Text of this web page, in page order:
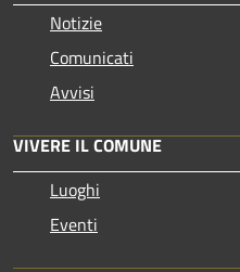
Notizie
Comunicati
Avvisi
VIVERE IL COMUNE
Luoghi
Eventi